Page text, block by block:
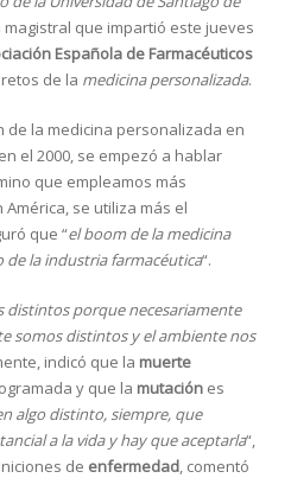
que impartió este jueves
Española de Farmacéuticos
de la medicina personalizada.
de la medicina personalizada en
el 2000, se empezó a hablar
que empleamos más
se utiliza más el
que “el boom de la medicina
de la industria farmacéutica“.
distintos porque necesariamente
somos distintos y el ambiente nos
indicó que la muerte
y que la mutación es
algo distinto, siempre, que
a la vida y hay que aceptarla“,
de enfermedad, comentó